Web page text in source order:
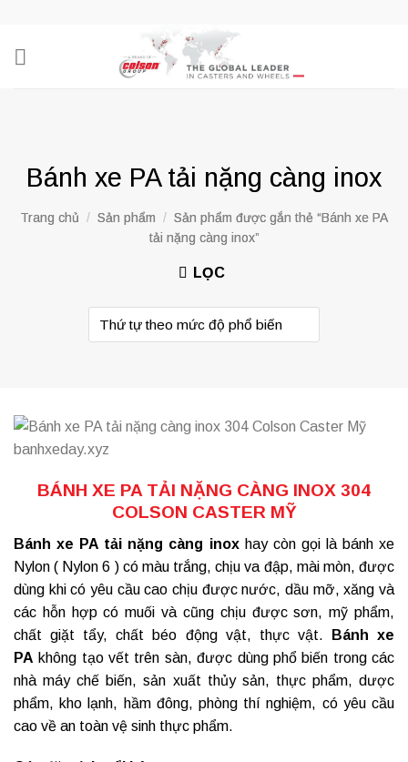
content
Bánh xe PA tải nặng càng inox
Trang chủ / Sản phẩm / Sản phẩm được gắn thẻ “Bánh xe PA
tải nặng càng inox”
LỌC
BÁNH XE PA TẢI NẶNG CÀNG INOX 304
COLSON CASTER MỸ
Bánh xe PA tải nặng càng inoxhay còn gọi là bánh xe
Nylon ( Nylon 6 ) có màu trắng, chịu va đập, mài mòn, được
dùng khi có yêu cầu cao chịu được nước, dầu mỡ, xăng và
các hỗn hợp có muối và cũng chịu được sơn, mỹ phẩm,
chất giặt tẩy, chất béo động vật, thực vật.
Bánh xe
PA không tạo vết trên sàn, được dùng phổ biến trong các
nhà máy chế biến, sản xuất thủy sản, thực phẩm, dược
phẩm, kho lạnh, hầm đông, phòng thí nghiệm, có yêu cầu
cao về an toàn vệ sinh thực phẩm.